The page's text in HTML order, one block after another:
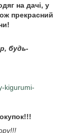
на дачі, у
прекрасний
будь-
kigurumi-